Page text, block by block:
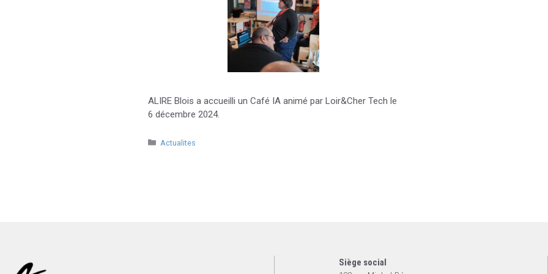
ALIRE Blois a accueilli un Café IA animé par Loir&Cher Tech le
6 décembre 2024.
Catégories
Actualites
Siège social